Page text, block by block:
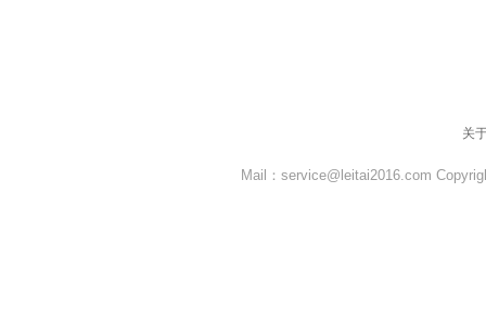
关
Mail：service@leitai2016.com